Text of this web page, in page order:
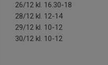
26/12 kl. 16.30-18
28/12 kl. 12-14
29/12 kl. 10-12
30/12 kl. 10-12